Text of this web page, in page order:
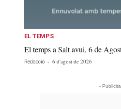
EL TEMPS
El temps a Salt avui, 6 de
Redacció - 6 d'agost de 2026
-